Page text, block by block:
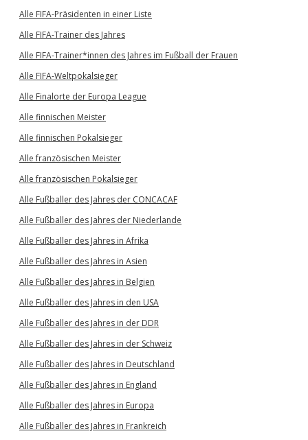
Alle FIFA-Präsidenten in einer Liste
Alle FIFA-Trainer des Jahres
Alle FIFA-Trainer*innen des Jahres im Fußball der Frauen
Alle FIFA-Weltpokalsieger
Alle Finalorte der Europa League
Alle finnischen Meister
Alle finnischen Pokalsieger
Alle französischen Meister
Alle französischen Pokalsieger
Alle Fußballer des Jahres der CONCACAF
Alle Fußballer des Jahres der Niederlande
Alle Fußballer des Jahres in Afrika
Alle Fußballer des Jahres in Asien
Alle Fußballer des Jahres in Belgien
Alle Fußballer des Jahres in den USA
Alle Fußballer des Jahres in der DDR
Alle Fußballer des Jahres in der Schweiz
Alle Fußballer des Jahres in Deutschland
Alle Fußballer des Jahres in England
Alle Fußballer des Jahres in Europa
Alle Fußballer des Jahres in Frankreich